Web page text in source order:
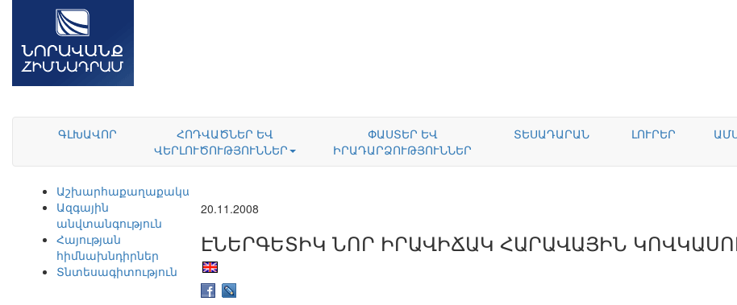
ԳԼԽԱՎՈՐ
ՀՈԴՎԱԾՆԵՐ ԵՎ
ՎԵՐԼՈՒԾՈՒԹՅՈՒՆՆԵՐ
ՓԱՍՏԵՐ ԵՎ
ԻՐԱԴԱՐՁՈՒԹՅՈՒՆՆԵՐ
ՏԵՍԱԴԱՐԱՆ ԼՈՒՐԵՐ
Աշխարհաքաղաքականություն
Ազգային
անվտանգություն
Հայության
հիմնախնդիրներ
Տնտեսագիտություն
20.11.2008
ԷՆԵՐԳԵՏԻԿ ՆՈՐ ԻՐԱՎԻՃԱԿ ՀԱՐԱՎԱՅԻՆ